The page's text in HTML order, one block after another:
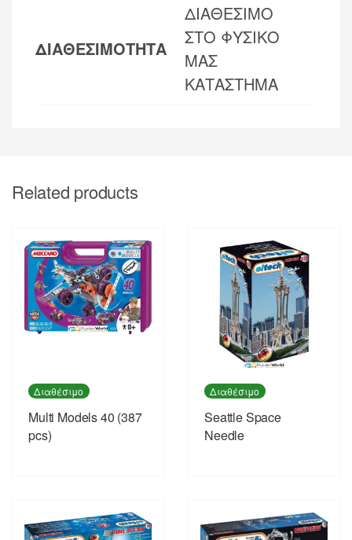
ΔΙΑΘΕΣΙΜΟΤΗΤΑ
ΔΙΑΘΕΣΙΜΟ
ΣΤΟ ΦΥΣΙΚΟ
ΜΑΣ
ΚΑΤΑΣΤΗΜΑ
Related products
Διαθέσιμο
Multi Models 40 (387
pcs)
Διαθέσιμο
Seattle Space
Needle